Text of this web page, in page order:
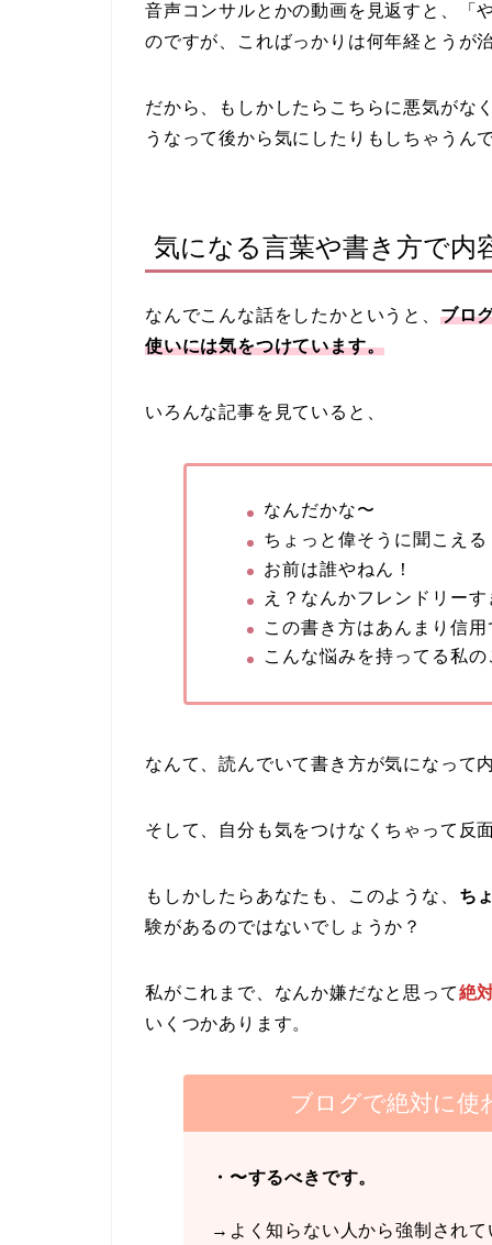
音声コンサルとかの動画を見返すと、「
のですが、こればっかりは何年経とうが
だから、もしかしたらこちらに悪気がな
うなって後から気にしたりもしちゃうん
気になる言葉や書き方で内
なんでこんな話をしたかというと、 ブロ
使いには気をつけています。
いろんな記事を見ていると、
なんだかな〜
ちょっと偉そうに聞こえる
お前は誰やねん！
え？なんかフレンドリー
この書き方はあんまり信
こんな悩みを持ってる私
なんて、読んでいて書き方が気になって
そして、自分も気をつけなくちゃって反
もしかしたらあなたも、このような、 ち
験があるのではないでしょうか？
私がこれまで、なんか嫌だなと思って絶
いくつかあります。
ブログで絶対に使
・〜するべきです。
→よく知らない人から強制され